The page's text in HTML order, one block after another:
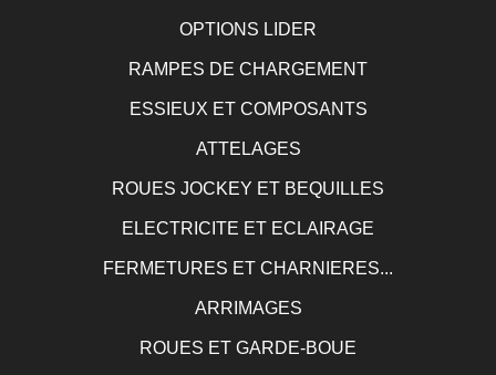
OPTIONS LIDER
RAMPES DE CHARGEMENT
ESSIEUX ET COMPOSANTS
ATTELAGES
ROUES JOCKEY ET BEQUILLES
ELECTRICITE ET ECLAIRAGE
FERMETURES ET CHARNIERES...
ARRIMAGES
ROUES ET GARDE-BOUE